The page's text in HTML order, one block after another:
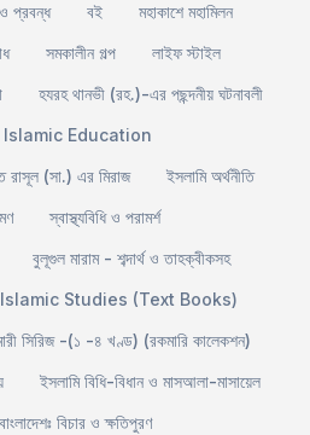
ও প্রবন্ধ
বই
মহাকাশে মহামিলন
সমকালীন গল্প
লাইফ স্টাইল
হযরহ থানভী (রহ.)-এর পছন্দনীয় ঘটনাবলী
Education
রাসূল (সা.) এর মিরাজ
ইসলামি অর্থনীতি
স্বাস্থ্যবিধি ও পরামর্শ
বুলূগুল মারাম - শব্দার্থ ও তাহক্বীকসহ
Islamic Studies (Text Books)
সিরিজ -(১ -৪ খণ্ড) (রকমারি কালেকশন)
ইসলামি বিধি-বিধান ও মাসআলা-মাসায়েল
বিচার ও ক্ষতিপুরণ